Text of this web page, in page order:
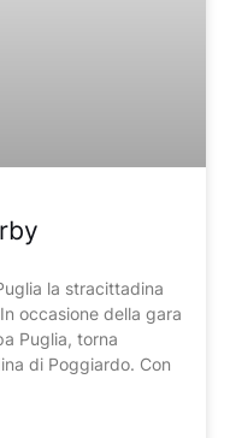
la stracittadina
occasione della gara
Puglia, torna
di Poggiardo. Con